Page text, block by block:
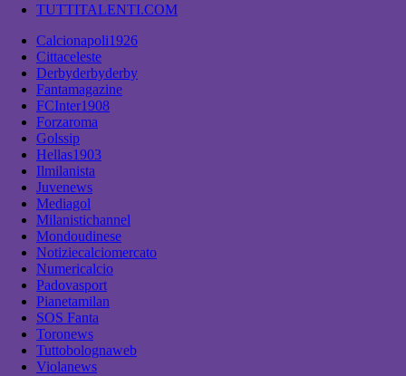
TUTTITALENTI.COM
Calcionapoli1926
Cittaceleste
Derbyderbyderby
Fantamagazine
FCInter1908
Forzaroma
Golssip
Hellas1903
Ilmilanista
Juvenews
Mediagol
Milanistichannel
Mondoudinese
Notiziecalciomercato
Numericalcio
Padovasport
Pianetamilan
SOS Fanta
Toronews
Tuttobolognaweb
Violanews